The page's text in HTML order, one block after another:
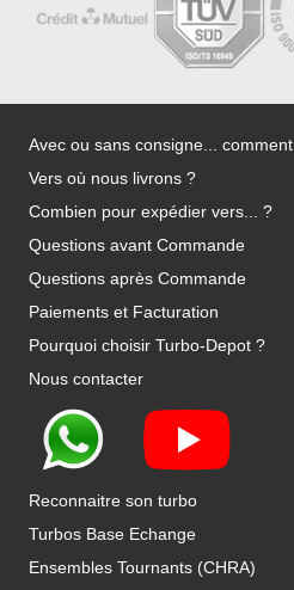
Avec ou sans consigne...
Vers où nous livrons ?
Combien pour expédier vers... ?
Questions avant Commande
Questions après Commande
Paiements et Facturation
Pourquoi choisir Turbo-Depot ?
Nous contacter
Reconnaitre son turbo
Turbos Base Echange
Ensembles Tournants (CHRA)